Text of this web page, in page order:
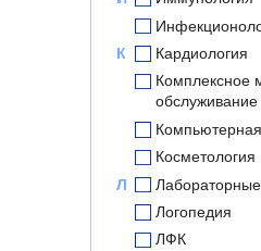
К
Кардиология
Комплексное
обслуживание
Косметология
Л
Логопедия
ЛФК